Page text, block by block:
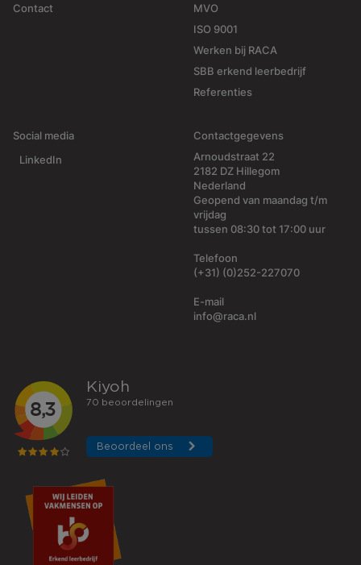
Contact
MVO
ISO 9001
Werken bij RACA
SBB erkend leerbedrijf
Referenties
Social media
LinkedIn
Contactgegevens
Arnoudstraat 22
2182 DZ Hillegom
Nederland
Geopend van maandag t/m
vrijdag
tussen 08:30 tot 17:00 uur
Telefoon
(+31) (0)252-227070
E-mail
info@raca.nl